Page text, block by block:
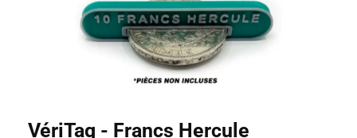
VériTag - Francs Hercule